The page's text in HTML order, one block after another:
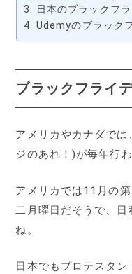
日本のブラックフ
Udemyのブラック
ブラックフライ
アメリカやカナダで
ジのあれ！)が毎年行
アメリカでは11月の
二月曜日だそうで、
ね。
日本でもプロテスタ